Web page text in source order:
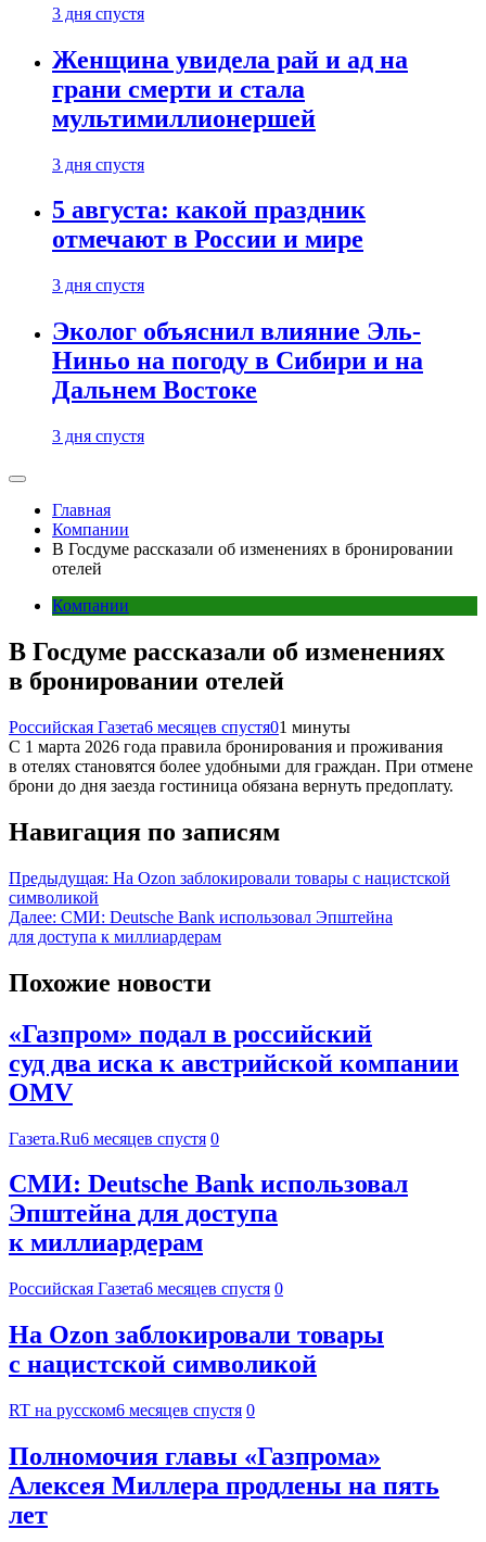
3 дня спустя
Женщина увидела рай и ад на
грани смерти и стала
мультимиллионершей
3 дня спустя
5 августа: какой праздник
отмечают в России и мире
3 дня спустя
Эколог объяснил влияние Эль-
Ниньо на погоду в Сибири и на
Дальнем Востоке
3 дня спустя
Главная
Компании
В Госдуме рассказали об изменениях в бронировании
отелей
Компании
В Госдуме рассказали об изменениях
в бронировании отелей
Российская Газета6 месяцев спустя01 минуты
С 1 марта 2026 года правила бронирования и проживания
в отелях становятся более удобными для граждан. При отмене
брони до дня заезда гостиница обязана вернуть предоплату.
Навигация по записям
Предыдущая: На Ozon заблокировали товары с нацистской
символикой
Далее: СМИ: Deutsche Bank использовал Эпштейна
для доступа к миллиардерам
Похожие новости
«Газпром» подал в российский
суд два иска к австрийской компании
OMV
Газета.Ru6 месяцев спустя 0
СМИ: Deutsche Bank использовал
Эпштейна для доступа
к миллиардерам
Российская Газета6 месяцев спустя 0
На Ozon заблокировали товары
с нацистской символикой
RT на русском6 месяцев спустя 0
Полномочия главы «Газпрома»
Алексея Миллера продлены на пять
лет